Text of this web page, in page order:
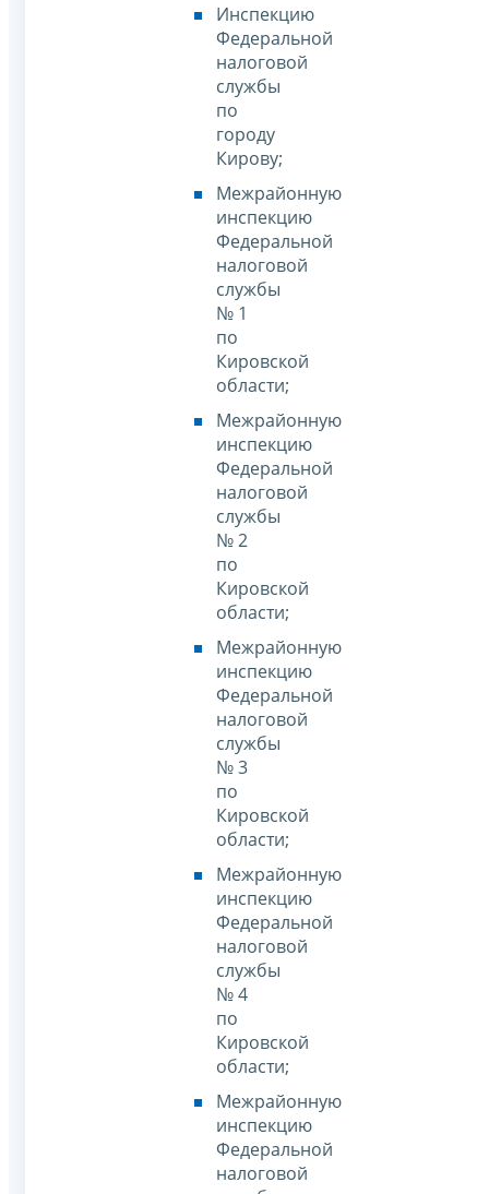
Инспекцию
Федеральной
налоговой
службы
по
городу
Кирову;
Межрайонную
инспекцию
Федеральной
налоговой
службы
№ 1
по
Кировской
области;
Межрайонную
инспекцию
Федеральной
налоговой
службы
№ 2
по
Кировской
области;
Межрайонную
инспекцию
Федеральной
налоговой
службы
№ 3
по
Кировской
области;
Межрайонную
инспекцию
Федеральной
налоговой
службы
№ 4
по
Кировской
области;
Межрайонную
инспекцию
Федеральной
налоговой